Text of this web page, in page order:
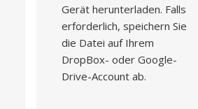
Gerät herunterladen. Falls
erforderlich, speichern Sie
die Datei auf Ihrem
DropBox- oder Google-
Drive-Account ab.